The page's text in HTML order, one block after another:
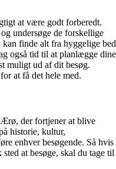
at være godt forberedt.
undersøge de forskellige
finde alt fra hyggelige bed
også tid til at planlægge dine
muligt ud af dit besøg.
at få det hele med.
der fortjener at blive
historie, kultur,
enhver besøgende. Så hvis
at besøge, skal du tage til